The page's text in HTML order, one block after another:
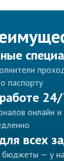
паспорту
онлайн и
всех
— у